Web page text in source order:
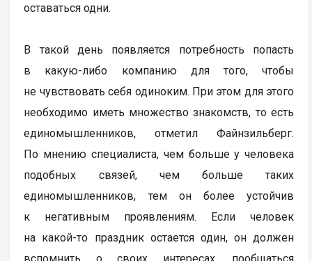
оставаться одни.
В такой день появляется потребность попасть
в какую-либо компанию для того, чтобы
не чувствовать себя одиноким. При этом для этого
необходимо иметь множество знакомств, то есть
единомышленников, отметил Файнзильберг.
По мнению специалиста, чем больше у человека
подобных связей, чем больше таких
единомышленников, тем он более устойчив
к негативным проявлениям. Если человек
на какой-то праздник остается один, он должен
вспомнить о своих интересах, пообщаться